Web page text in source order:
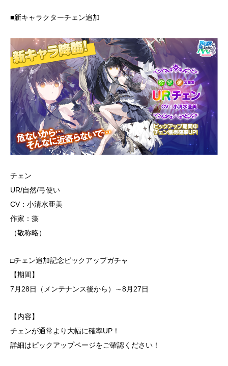
■新キャラクターチェン追加
チェン
UR/自然/弓使い
CV：小清水亜美
作家：藻
（敬称略）
□チェン追加記念ピックアップガチャ
【期間】
7月28日（メンテナンス後から）～8月27日
【内容】
チェンが通常より大幅に確率UP！
詳細はピックアップページをご確認ください！